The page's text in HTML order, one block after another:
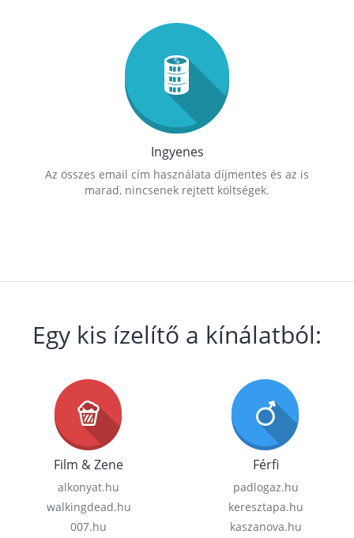
Ingyenes
Az összes email cím használata díjmentes és az is
marad, nincsenek rejtett költségek.
Egy kis ízelítő a kínálatból:
Film & Zene
alkonyat.hu
walkingdead.hu
007.hu
Férfi
padlogaz.hu
keresztapa.hu
kaszanova.hu